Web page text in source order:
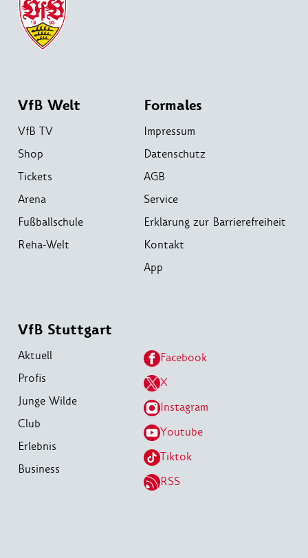
VfB Welt
VfB TV
Shop
Tickets
Arena
Fußballschule
Reha-Welt
Formales
Impressum
Datenschutz
AGB
Service
Erklärung zur Barrierefreiheit
Kontakt
App
VfB Stuttgart
Aktuell
Profis
Junge Wilde
Club
Erlebnis
Business
Facebook
X
Instagram
Youtube
Tiktok
RSS